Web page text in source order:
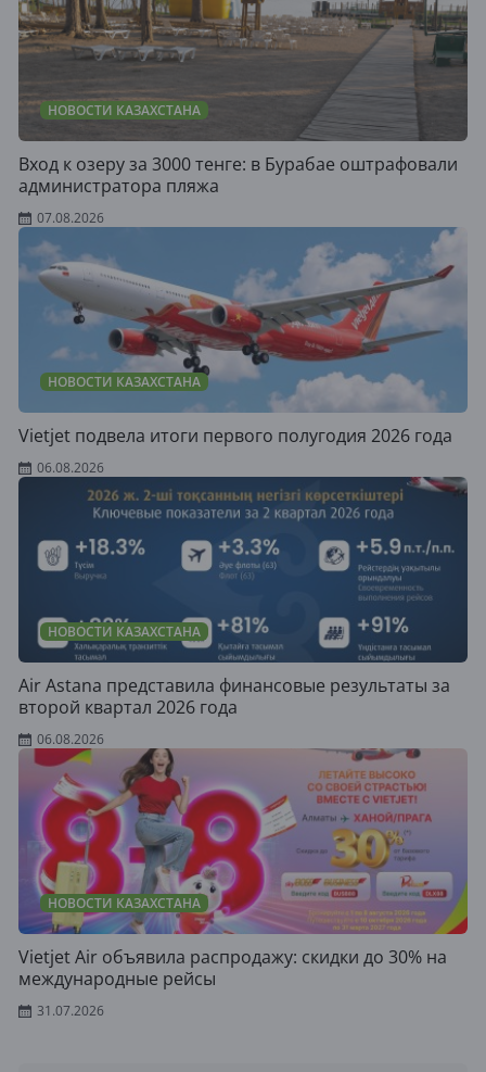
НОВОСТИ КАЗАХСТАНА
Вход к озеру за 3000 тенге: в Бурабае оштрафовали
администратора пляжа
07.08.2026
НОВОСТИ КАЗАХСТАНА
Vietjet подвела итоги первого полугодия 2026 года
06.08.2026
НОВОСТИ КАЗАХСТАНА
Air Astana представила финансовые результаты за
второй квартал 2026 года
06.08.2026
НОВОСТИ КАЗАХСТАНА
Vietjet Air объявила распродажу: скидки до 30% на
международные рейсы
31.07.2026